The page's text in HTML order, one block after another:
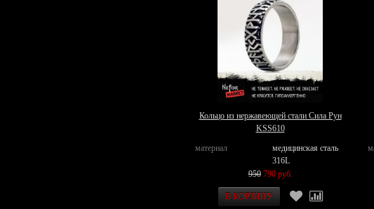
Кольцо из нержавеющей стали Сила Рун
KSS610
материал
медицинская сталь
316L
950 790 руб.